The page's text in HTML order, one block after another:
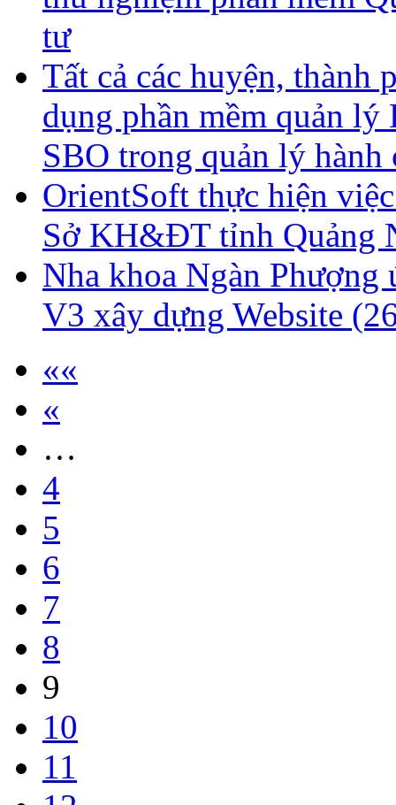
tư
Tất cả các huyện, thành
dụng phần mềm quản
SBO trong quản lý
OrientSoft thực hiện
Sở KH&ĐT tỉnh Quảng
Nha khoa Ngàn Phượng
V3 xây dựng Website
««
«
…
4
5
6
7
8
9
10
11